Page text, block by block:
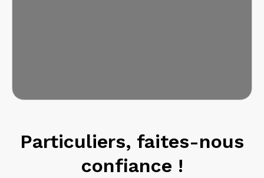
Particuliers, faites-nous
confiance !